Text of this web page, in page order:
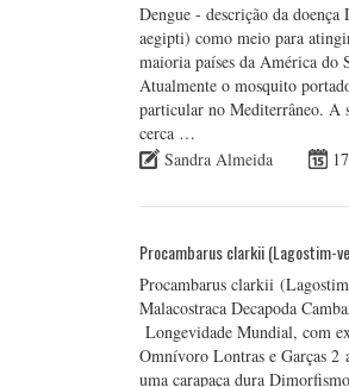
Dengue - descrição da
aegipti) como meio para
maioria países da América do
Atualmente o mosquito
particular no Mediterrâneo. A
cerca …
Sandra Almeida
Procambarus clarkii (Lagostim-
Procambarus clarkii
Malacostraca Decapoda
Longevidade Mundial, com
Omnívoro Lontras e Garças 2
uma carapaça dura